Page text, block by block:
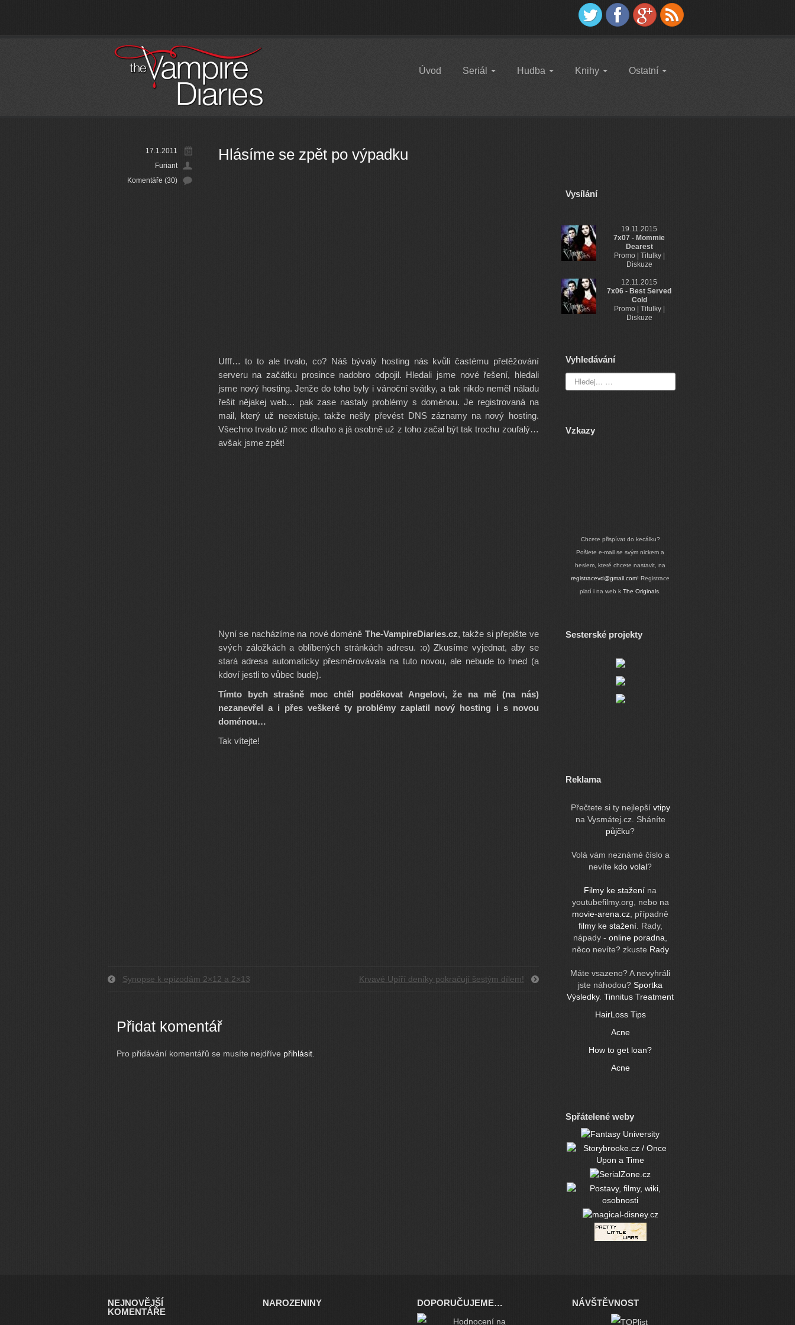
Úvod Seriál Hudba Knihy Ostatní
17.1.2011
Furiant
Komentáře (30)
Hlásíme se zpět po výpadku
Ufff… to to ale trvalo, co? Náš bývalý hosting nás kvůli častému přetěžování
serveru na začátku prosince nadobro odpojil. Hledali jsme nové řešení, hledali
jsme nový hosting. Jenže do toho byly i vánoční svátky, a tak nikdo neměl náladu
řešit nějakej web… pak zase nastaly problémy s doménou. Je registrovaná na
mail, který už neexistuje, takže nešly převést DNS záznamy na nový hosting.
Všechno trvalo už moc dlouho a já osobně už z toho začal být tak trochu zoufalý…
avšak jsme zpět!
Nyní se nacházíme na nové doméně The-VampireDiaries.cz, takže si přepište ve
svých záložkách a oblíbených stránkách adresu. :o) Zkusíme vyjednat, aby se
stará adresa automaticky přesměrovávala na tuto novou, ale nebude to hned (a
kdoví jestli to vůbec bude).
Tímto bych strašně moc chtěl poděkovat Angelovi, že na mě (na nás)
nezanevřel a i přes veškeré ty problémy zaplatil nový hosting i s novou
doménou…
Tak vítejte!
Synopse k epizodám 2×12 a 2×13 Krvavé Upíří deníky pokračují šestým dílem!
Přidat komentář
Pro přidávání komentářů se musíte nejdříve přihlásit
Vysílání
19.11.2015
7x07 - Mommie
Dearest
Promo | Titulky |
Diskuze
12.11.2015
7x06 - Best Served
Cold
Promo | Titulky |
Diskuze
Vyhledávání
Vzkazy
Chcete přispívat do kecálku?
Pošlete e-mail se svým nickem a
heslem, které chcete nastavit, na
registracevd@gmail.com! Registrace
platí i na web kThe Originals
Sesterské projekty
Reklama
Přečtete si ty nejlepší vtipy
na Vysmátej.cz. Sháníte
půjčku?
Volá vám neznámé číslo a
nevíte kdo volal?
Filmy ke stažení na
youtubefilmy.org, nebo na
movie-arena.cz , případně
filmy ke stažení. Rady,
nápady -online poradna
něco nevíte? zkuste Rady
Máte vsazeno? A nevyhráli
jste náhodou?Sportka
Výsledky.Tinnitus Treatment
HairLoss Tips
Acne
How to get loan?
Acne
Spřátelené weby
NEJNOVĚJŠÍ
KOMENTÁŘE
NAROZENINY DOPORUČUJEME… NÁVŠTĚVNOST